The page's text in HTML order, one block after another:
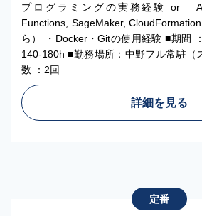
プログラミングの実務経験 or
Functions, SageMaker,
ら） ・Docker・Gitの使用経験 ■期間
140-180h ■勤務場所：中野フル常駐（
数 ：2回
詳細を見る
定番